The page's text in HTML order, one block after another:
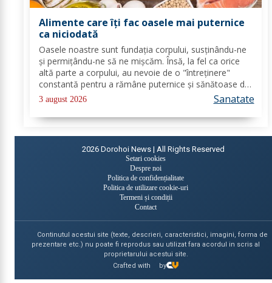
Alimente care îți fac oasele mai puternice
ca niciodată
Oasele noastre sunt fundația corpului, susținându-ne
și permițându-ne să ne mișcăm. Însă, la fel ca orice
altă parte a corpului, au nevoie de o "întreținere"
constantă pentru a rămâne puternice și sănătoase de-
a lungul vieții. Din fericire, nu ai nevoie de poțiuni
magice, ci de alimente simple, dar...
3 august 2026 Sanatate
2026 Dorohoi News | All Rights Reserved
Setari cookies
Despre noi
Politica de confidențialitate
Politica de utilizare cookie-uri
Termeni și condiții
Contact
Continutul acestui site (texte, descrieri, caracteristici, imagini, forma de
prezentare etc.) nu poate fi reprodus sau utilizat fara acordul in scris al
proprietarului acestui site.
Crafted with
by